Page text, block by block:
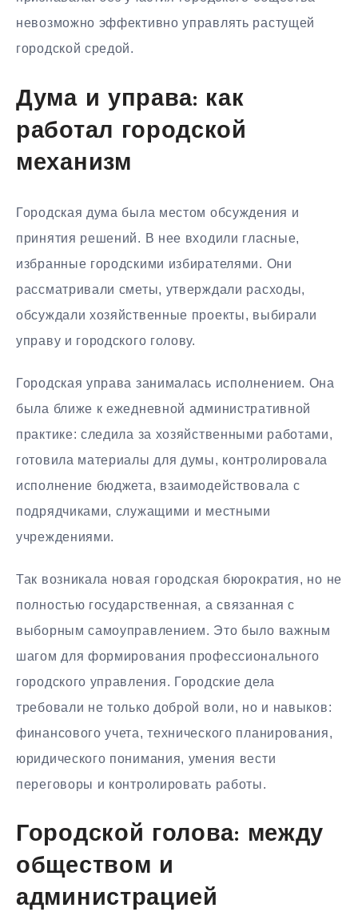
невозможно эффективно управлять растущей
городской средой.
Дума и управа: как
работал городской
механизм
Городская дума была местом обсуждения и
принятия решений. В нее входили гласные,
избранные городскими избирателями. Они
рассматривали сметы, утверждали расходы,
обсуждали хозяйственные проекты, выбирали
управу и городского голову.
Городская управа занималась исполнением. Она
была ближе к ежедневной административной
практике: следила за хозяйственными работами,
готовила материалы для думы, контролировала
исполнение бюджета, взаимодействовала с
подрядчиками, служащими и местными
учреждениями.
Так возникала новая городская бюрократия, но не
полностью государственная, а связанная с
выборным самоуправлением. Это было важным
шагом для формирования профессионального
городского управления. Городские дела
требовали не только доброй воли, но и навыков:
финансового учета, технического планирования,
юридического понимания, умения вести
переговоры и контролировать работы.
Городской голова: между
обществом и
администрацией